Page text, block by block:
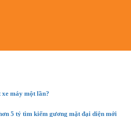
máy một lần?
5 tỷ tìm kiếm gương mặt đại diện mới